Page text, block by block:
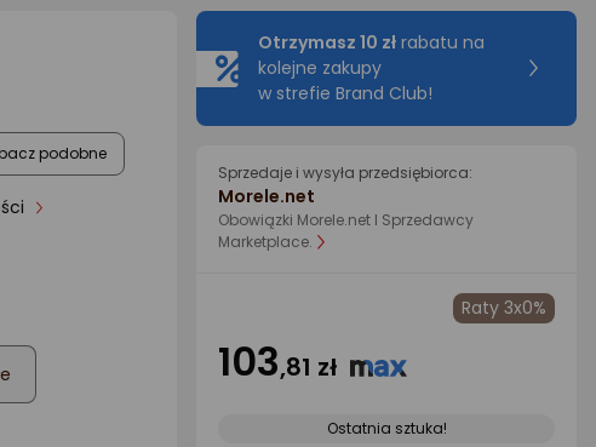
podobne
Otrzymasz 10 zł rabatu na
kolejne zakupy
w strefie Brand Club!
Sprzedaje i wysyła przedsiębiorca:
Morele.net
Obowiązki Morele.net I Sprzedawcy
Marketplace.
Raty 3x0%
103,81 zł
Ostatnia sztuka!